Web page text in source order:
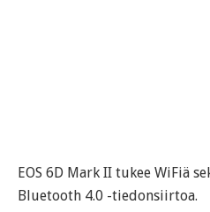
EOS 6D Mark II tukee WiFiä
Bluetooth 4.0 -tiedonsiirtoa.